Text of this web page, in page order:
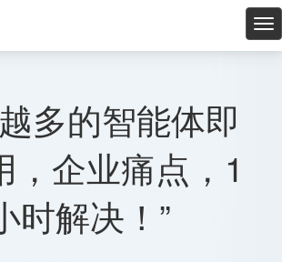
星
多的智能体即
，企业痛点，1
时解决！”